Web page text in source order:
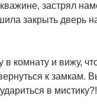
застрял
закрыть дверь
комнату и вижу,
к замкам.
в мистику?!